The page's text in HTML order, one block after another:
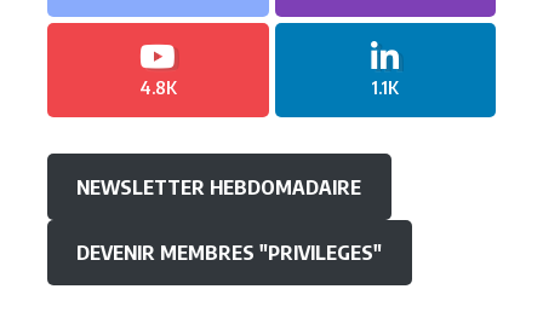
4.8K 1.1K
NEWSLETTER HEBDOMADAIRE
DEVENIR MEMBRES "PRIVILEGES"